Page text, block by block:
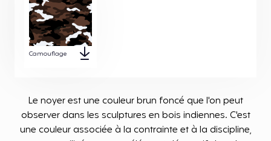
Le noyer est une couleur brun foncé que l'on peut
observer dans les sculptures en bois indiennes. C'est
une couleur associée à la contrainte et à la discipline,
Camouflage